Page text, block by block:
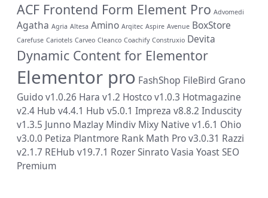
ACF Frontend Form Element Pro Advomedi
Agatha Agria Altesa Amino Arqitec Aspire Avenue BoxStore
Carefuse Cariotels Carveo Cleanco Coachify Construxio Devita
Dynamic Content for Elementor
Elementor pro FashShop FileBird Grano
Guido v1.0.26 Hara v1.2 Hostco v1.0.3 Hotmagazine
v2.4 Hub v4.4.1 Hub v5.0.1 Impreza v8.8.2 Induscity
v1.3.5 Junno Mazlay Mindiv Mixy Native v1.6.1 Ohio
v3.0.0 Petiza Plantmore Rank Math Pro v3.0.31 Razzi
v2.1.7 REHub v19.7.1 RozerSinratoVasia Yoast SEO
Premium